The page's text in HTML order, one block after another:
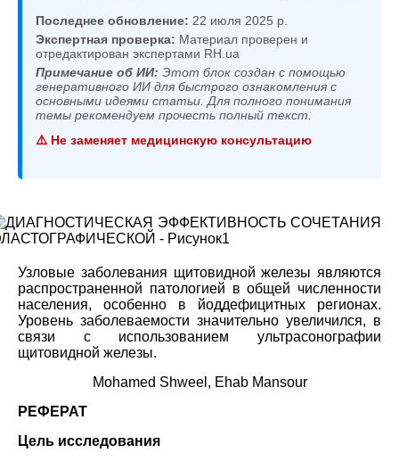
Последнее обновление: 22 июля 2025 р.
Экспертная проверка: Материал проверен и
отредактирован экспертами RH.ua
Примечание об ИИ: Этот блок создан с помощью
генеративного ИИ для быстрого ознакомления с
основными идеями статьи. Для полного понимания
темы рекомендуем прочесть полный текст.
⚠️ Не заменяет медицинскую консультацию
Узловые заболевания щитовидной железы являются
распространенной патологией в общей численности
населения, особенно в йоддефицитных регионах.
Уровень заболеваемости значительно увеличился, в
связи с использованием ультрасонографии
щитовидной железы.
Mohamed Shweel, Ehab Mansour
РЕФЕРАТ
Цель исследования